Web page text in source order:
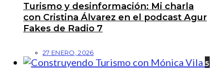
Turismo y desinformación: Mi charla
con Cristina Álvarez en el podcast Agur
Fakes de Radio 7
27 ENERO, 2026
5